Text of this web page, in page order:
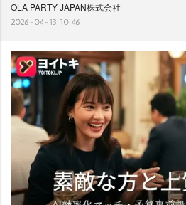
OLA PARTY JAPAN株式会社
2026-04-13 10:46